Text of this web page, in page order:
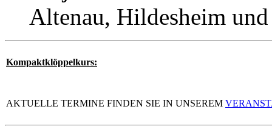
Altenau, Hildesheim
Kompaktklöppelkurs:
AKTUELLE TERMINE FINDEN SIE IN UNSEREM